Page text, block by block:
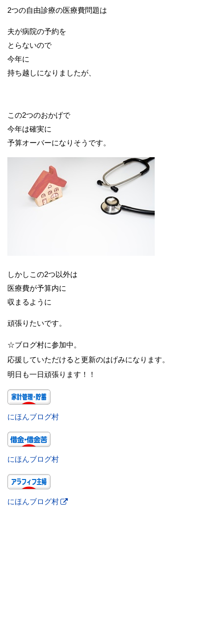
2つの自由診療の医療費問題は
夫が病院の予約を
とらないので
今年に
持ち越しになりましたが、
この2つのおかげで
今年は確実に
予算オーバーになりそうです。
しかしこの2つ以外は
医療費が予算内に
収まるように
頑張りたいです。
☆ブログ村に参加中。
応援していただけると更新のはげみになります。
明日も一日頑張ります！！
にほんブログ村
にほんブログ村
にほんブログ村